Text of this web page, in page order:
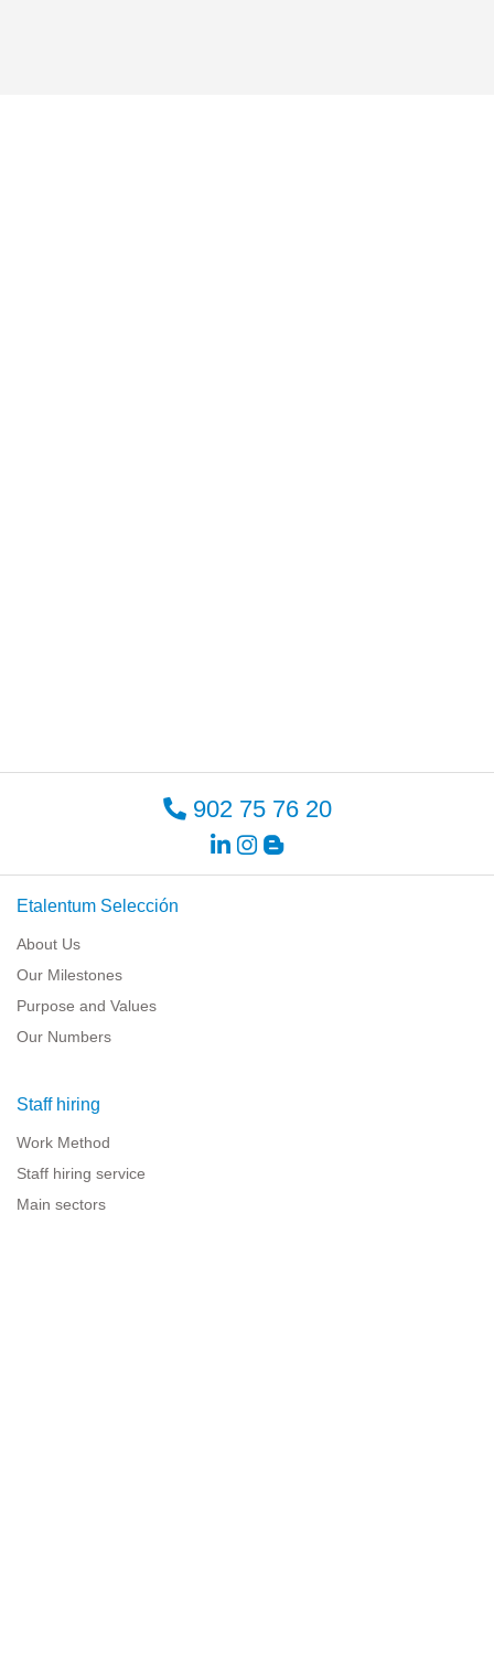
902 75 76 20
Etalentum Selección
About Us
Our Milestones
Purpose and Values
Our Numbers
Staff hiring
Work Method
Staff hiring service
Main sectors